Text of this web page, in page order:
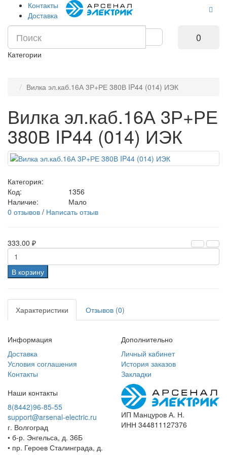
Контакты
Доставка
0
Категории
Вилка эл.каб.16А 3Р+РЕ 380В IP44 (014) ИЭК
Вилка эл.каб.16А 3Р+РЕ
380В IP44 (014) ИЭК
Категория:
Код:
1356
Наличие:
Мало
0 отзывов / Написать отзыв
333.00 ₽
В корзину
Характеристики Отзывов (0)
Информация
Доставка
Условия соглашения
Контакты
Дополнительно
Личный кабинет
История заказов
Закладки
Наши контакты
8(8442)96-85-55
support@arsenal-electric.ru
г. Волгоград
• б-р. Энгельса, д. 36Б
• пр. Героев Сталинграда, д.
ИП Манцуров А. Н.
ИНН 344811127376